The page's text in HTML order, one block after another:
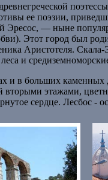
ее поэзии,
Эресос, — ныне
Этот город был
Аристотеля. Скала-
и
и в больших каменных
вторыми этажами,
сердце. Лесбос -